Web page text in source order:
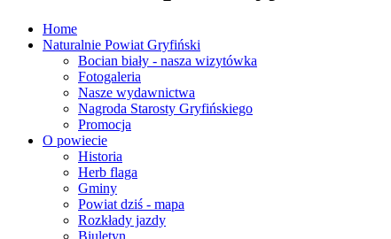
Home
Naturalnie Powiat Gryfiński
Bocian biały - nasza wizytówka
Fotogaleria
Nasze wydawnictwa
Nagroda Starosty Gryfińskiego
Promocja
O powiecie
Historia
Herb flaga
Gminy
Powiat dziś - mapa
Rozkłady jazdy
Biuletyn